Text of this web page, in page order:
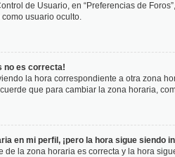
de Usuario, en “Preferencias de
usuario oculto.
no es correcta!
la hora correspondiente a otra zona
que para cambiar la zona horaria,
en mi perfil, ¡pero la hora sigue siendo
de la zona horaria es correcta y la hora